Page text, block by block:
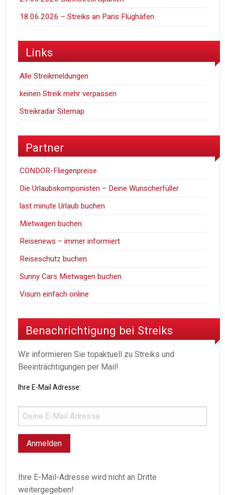
18.06.2026 – Streiks an Paris Flüghäfen
Links
Alle Streikmeldungen
keinen Streik mehr verpassen
Streikradar Sitemap
Partner
CONDOR-Fliegenpreise
Die Urlaubskomponisten – Deine Wunscherfüller
last minute Urlaub buchen
Mietwagen buchen
Reisenews – immer informiert
Reiseschutz buchen
Sunny Cars Mietwagen buchen
Visum einfach online
Benachrichtigung bei Streiks
Wir informieren Sie topaktuell zu Streiks und
Beeinträchtigungen per Mail!
Ihre E-Mail Adresse:
Ihre E-Mail-Adresse wird nicht an Dritte
weitergegeben!